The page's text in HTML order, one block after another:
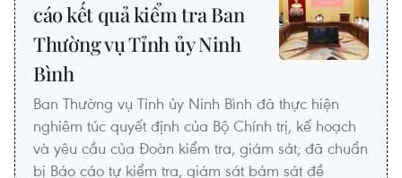
cáo kết quả kiểm tra Ban
Thường vụ Tỉnh ủy Ninh
Bình
Ban Thường vụ Tỉnh ủy Ninh Bình đã thực hiện
nghiêm túc quyết định của Bộ Chính trị, kế hoạch
và yêu cầu của Đoàn kiểm tra, giám sát; đã chuẩn
bị Báo cáo tự kiểm tra, giám sát bám sát đề